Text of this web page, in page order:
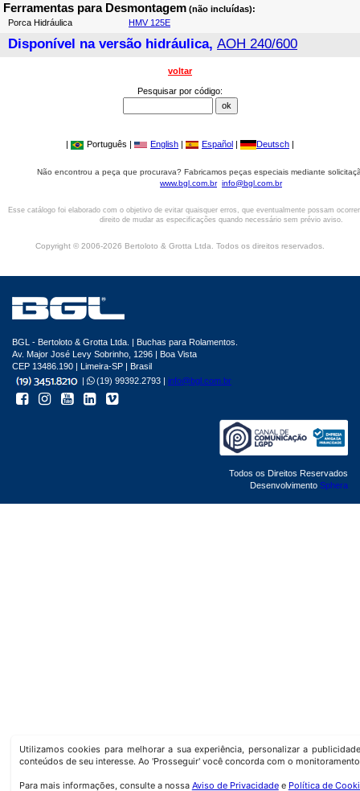
Ferramentas para Desmontagem (não incluídas):
Porca Hidráulica
HMV 125E
Disponível na versão hidráulica, AOH 240/600
voltar
Pesquisar por código:
| Português | English | Español | Deutsch |
Não encontrou a peça que procurava? Fabricamos peças especiais mediante
www.bgl.com.br info@bgl.com.br
Esse catálogo foi elaborado com o objetivo de evitar quaisquer erros, que eventualmente possam
direito de mudar as especificações quando necessário sem prévio aviso.
Copyright © 2006-2026 Bertoloto & Grotta Ltda. Todos os direitos reservados.
Utilizamos cookies para melhorar a sua experiência, personalizar a
conteúdos de seu interesse. Ao 'Prosseguir' você concorda com o
Para mais informações, consulte a nossa Aviso de Privacidadee Política de
BGL - Bertoloto & Grotta Ltda. | Buchas para Rolamentos.
Av. Major José Levy Sobrinho, 1296 | Boa Vista
CEP 13486.190 | Limeira-SP | Brasil
|
(19) 99392.2793 | info@bgl.com.br
Todos os Direitos Reservados
Desenvolvimento Sphera